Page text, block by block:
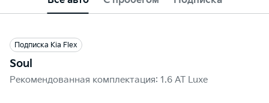
Подписка Kia Flex
Soul
Рекомендованная комплектация: 1.6 AT Luxe